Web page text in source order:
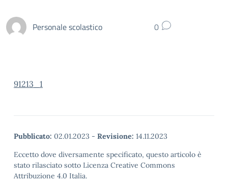
Personale scolastico 0
91213_1
Pubblicato: 02.01.2023 - Revisione: 14.11.2023
Eccetto dove diversamente specificato, questo articolo è
stato rilasciato sotto Licenza Creative Commons
Attribuzione 4.0 Italia.